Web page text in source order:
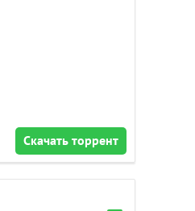
Скачать торрент